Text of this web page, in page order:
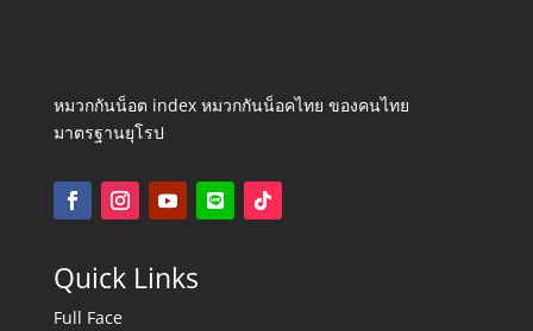
หมวกกันน็อต index หมวกกันน็อคไทย ของคนไทย
มาตรฐานยุโรป
Quick Links
Full Face